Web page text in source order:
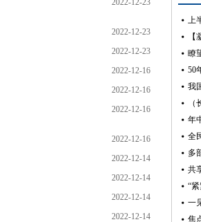
2022-12-23
2022-12-23
2022-12-23
2022-12-16
2022-12-16
2022-12-16
2022-12-16
2022-12-14
2022-12-14
2022-12-14
2022-12-14